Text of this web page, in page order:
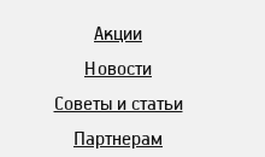
Акции
Новости
Советы и статьи
Партнерам